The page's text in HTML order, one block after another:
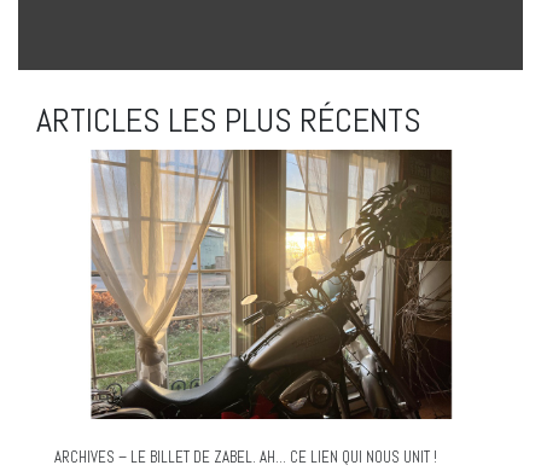
ARTICLES LES PLUS RÉCENTS
ARCHIVES – LE BILLET DE ZABEL. AH… CE LIEN QUI NOUS UNIT !